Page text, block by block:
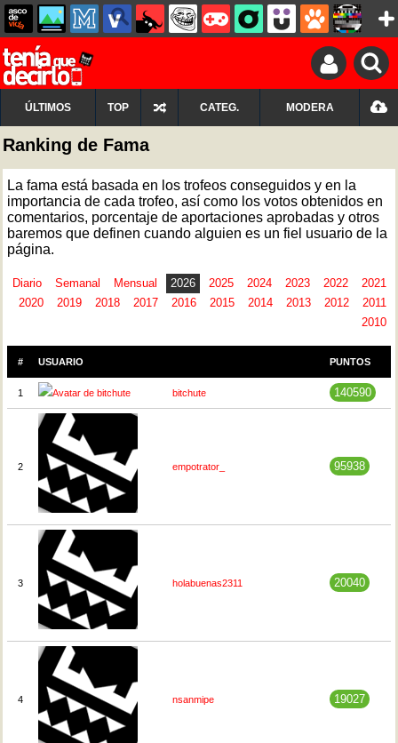
ÚLTIMOS TOP CATEG. MODERA
Ranking de Fama
La fama está basada en los trofeos conseguidos y en la
importancia de cada trofeo, así como los votos obtenidos en
comentarios, porcentaje de aportaciones aprobadas y otros
baremos que definen cuando alguien es un fiel usuario de la
página.
Diario Semanal Mensual 2026 2025 2024 2023 2022
2021
2020
2019 2018 2017 2016 2015 2014 2013 2012
2011
2010
# USUARIO PUNTOS
1 bitchute 140590
2 empotrator_ 95938
3 holabuenas2311 20040
4 nsanmipe 19027